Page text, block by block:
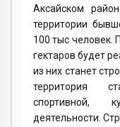
Аксайском
территории
100 тыс человек.
гектаров будет
из них станет
территория
спортивной,
деятельности.